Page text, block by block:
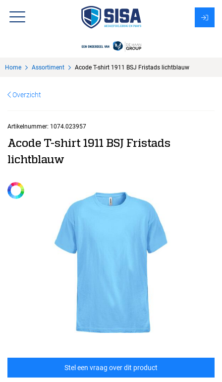
Over Sisa
KMS
Uitzendbureau?
Home Assortiment Acode T-shirt 1911 BSJ Fristads lichtblauw
Overzicht
Artikelnummer: 1074.023957
Acode T-shirt 1911 BSJ Fristads
lichtblauw
Stel een vraag over dit product